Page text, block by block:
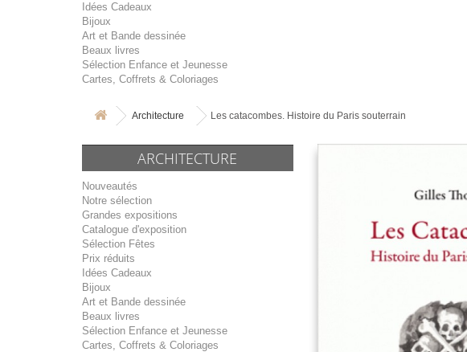
Idées Cadeaux
Bijoux
Art et Bande dessinée
Beaux livres
Sélection Enfance et Jeunesse
Cartes, Coffrets & Coloriages
Architecture Les catacombes. Histoire du Paris souterrain
ARCHITECTURE
Nouveautés
Notre sélection
Grandes expositions
Catalogue d'exposition
Sélection Fêtes
Prix réduits
Idées Cadeaux
Bijoux
Art et Bande dessinée
Beaux livres
Sélection Enfance et Jeunesse
Cartes, Coffrets & Coloriages